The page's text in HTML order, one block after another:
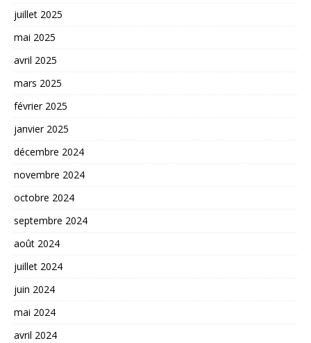
juillet 2025
mai 2025
avril 2025
mars 2025
février 2025
janvier 2025
décembre 2024
novembre 2024
octobre 2024
septembre 2024
août 2024
juillet 2024
juin 2024
mai 2024
avril 2024